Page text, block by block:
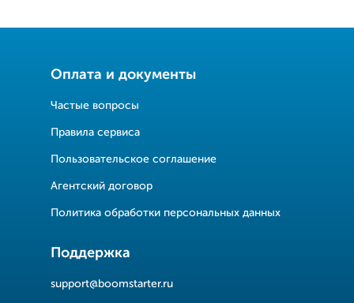
Оплата и документы
Частые вопросы
Правила сервиса
Пользовательское соглашение
Агентский договор
Политика обработки персональных данных
Поддержка
support@boomstarter.ru